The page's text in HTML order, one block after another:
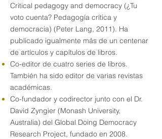
Critical pedagogy and democracy (¿Tu
voto cuenta? Pedagogía crítica y
democracia) (Peter Lang, 2011). Ha
publicado igualmente más de un centenar
de artículos y capítulos de libros.
Co-editor de cuatro series de libros.
También ha sido editor de varias revistas
académicas.
Co-fundador y codirector junto con el Dr.
David Zyngier (Monash University,
Australia) del Global Doing Democracy
Research Project, fundado en 2008.